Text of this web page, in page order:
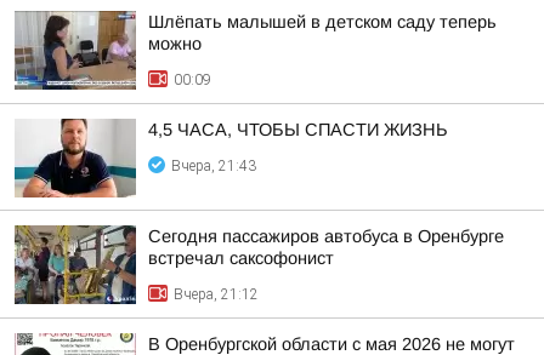
Шлёпать малышей в детском саду теперь
можно
00:09
4,5 ЧАСА, ЧТОБЫ СПАСТИ ЖИЗНЬ
Вчера, 21:43
Сегодня пассажиров автобуса в Оренбурге
встречал саксофонист
Вчера, 21:12
В Оренбургской области с мая 2026 не могут